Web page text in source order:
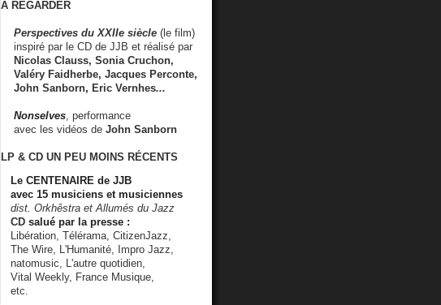
À REGARDER
Perspectives du XXIIe siècle (le film)
inspiré par le CD de JJB et réalisé par
Nicolas Clauss, Sonia Cruchon,
Valéry Faidherbe, Jacques Perconte,
John Sanborn, Eric Vernhes...
Nonselves , performance
avec les vidéos de John Sanborn
LP & CD UN PEU MOINS RÉCENTS
Le CENTENAIRE de JJB
avec 15 musiciens et musiciennes
dist. Orkhêstra et Allumés du Jazz
CD salué par la presse :
Libération, Télérama, CitizenJazz,
The Wire, L'Humanité, Impro Jazz,
natomusic, L'autre quotidien,
Vital Weekly, France Musique,
etc.